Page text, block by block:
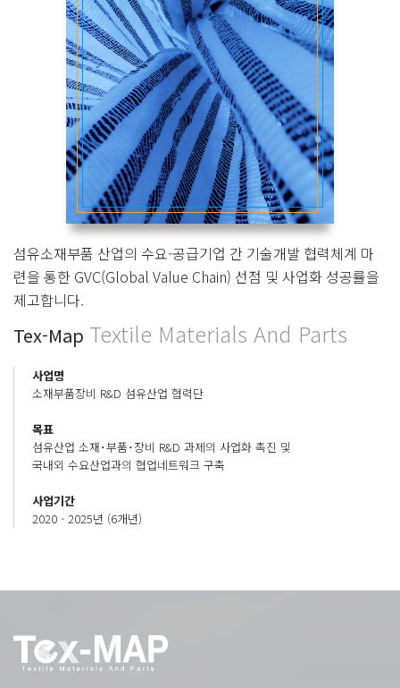
섬유소재부품 산업의 수요-공급기업 간 기술개발 협력체계 마
련을 통한 GVC(Global Value Chain) 선점 및 사업화 성공률을
제고합니다.
Tex-Map Textile Materials And Parts
사업명
소재부품장비 R&D 섬유산업 협력단
목표
섬유산업 소재･부품･장비 R&D 과제의 사업화 촉진 및
국내외 수요산업과의 협업네트워크 구축
사업기간
2020 - 2025년 (6개년)